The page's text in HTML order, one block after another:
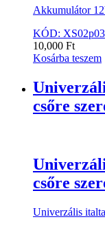
Akkumulátor
KÓD: XS02p03
10,000 Ft
Kosárba teszem
csőre
csőre
Univerzális